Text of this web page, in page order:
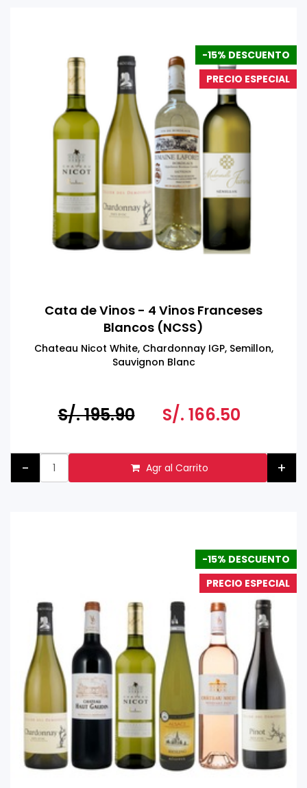
-15% DESCUENTO
PRECIO ESPECIAL
Cata de Vinos - 4 Vinos Franceses
Blancos (NCSS)
Chateau Nicot White, Chardonnay IGP, Semillon,
Sauvignon Blanc
S/. 195.90 S/. 166.50
- Agr al Carrito +
-15% DESCUENTO
PRECIO ESPECIAL